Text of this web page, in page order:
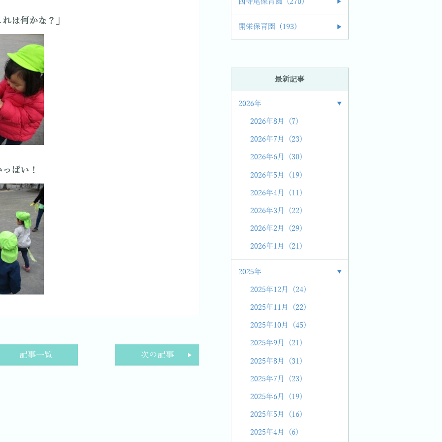
は何かな？」
ぱい！
記事一覧 次の記事
開栄保育園 (193)
最新記事
2026年
2026年8月 (7)
2026年7月 (23)
2026年6月 (30)
2026年5月 (19)
2026年4月 (11)
2026年3月 (22)
2026年2月 (29)
2026年1月 (21)
2025年
2025年12月 (24)
2025年11月 (22)
2025年10月 (45)
2025年9月 (21)
2025年8月 (31)
2025年7月 (23)
2025年6月 (19)
2025年5月 (16)
2025年4月 (6)